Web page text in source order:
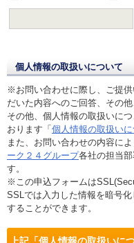
個人情報の取扱いについて
※お問い合わせに際し、ご提
だいた内容へのご回答、その
その他、個人情報の取扱いに
おります「 個人情報の取扱い
また、お問い合わせの内容に
ーク２４グループ各社の担当
す。
※この申込フォームは
SSLでは入力した情報を暗号
することができます。